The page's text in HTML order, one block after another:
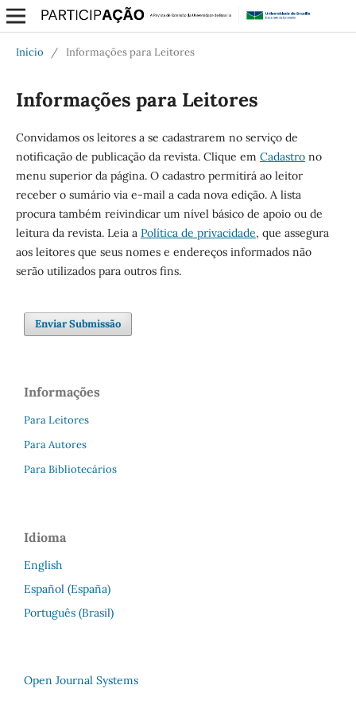
Início / Informações para Leitores
Informações para Leitores
Convidamos os leitores a se cadastrarem no serviço de
notificação de publicação da revista. Clique em Cadastrono
menu superior da página. O cadastro permitirá ao leitor
receber o sumário via e-mail a cada nova edição. A lista
procura também reivindicar um nível básico de apoio ou de
leitura da revista. Leia a Política de privacidade, que assegura
aos leitores que seus nomes e endereços informados não
serão utilizados para outros fins.
Enviar Submissão
Informações
Para Leitores
Para Autores
Para Bibliotecários
Idioma
English
Español (España)
Português (Brasil)
Open Journal Systems